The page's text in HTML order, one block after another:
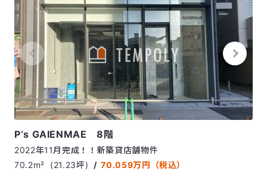
P‘s GAIENMAE 8階
2022年11月完成！！新築貸店舗物件
70.2m²
(21.23坪) /70.059万円（税込）